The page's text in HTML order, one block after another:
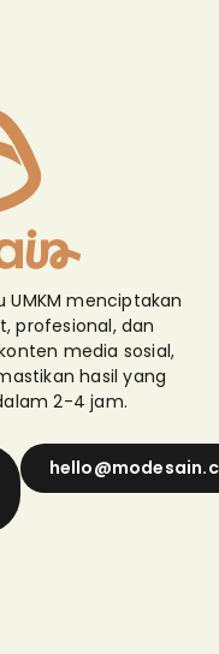
menciptakan
profesional, dan
media sosial,
hasil yang
2-4 jam.